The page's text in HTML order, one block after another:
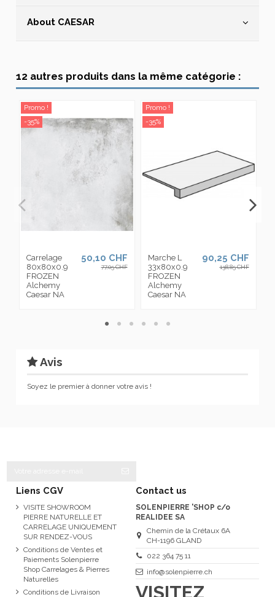
About CAESAR
12 autres produits dans la même catégorie :
Promo !
-35%
Carrelage
80x80x0.9
FROZEN
Alchemy
Caesar NA
50,10 CHF
77,05 CHF
Promo !
-35%
Marche L
33x80x0.9
FROZEN
Alchemy
Caesar NA
90,25 CHF
138,85 CHF
Avis
Soyez le premier à donner votre avis !
Liens CGV
VISITE SHOWROOM
PIERRE NATURELLE ET
CARRELAGE UNIQUEMENT
SUR RENDEZ-VOUS
Conditions de Ventes et
Paiements Solenpierre
Shop Carrelages & Pierres
Naturelles
Conditions de Livraison
Contact us
SOLENPIERRE 'SHOP c/o
REALIDEE SA
Chemin de la Crétaux 6A
CH-1196 GLAND
022 364 75 11
info@solenpierre.ch
VISITEZ